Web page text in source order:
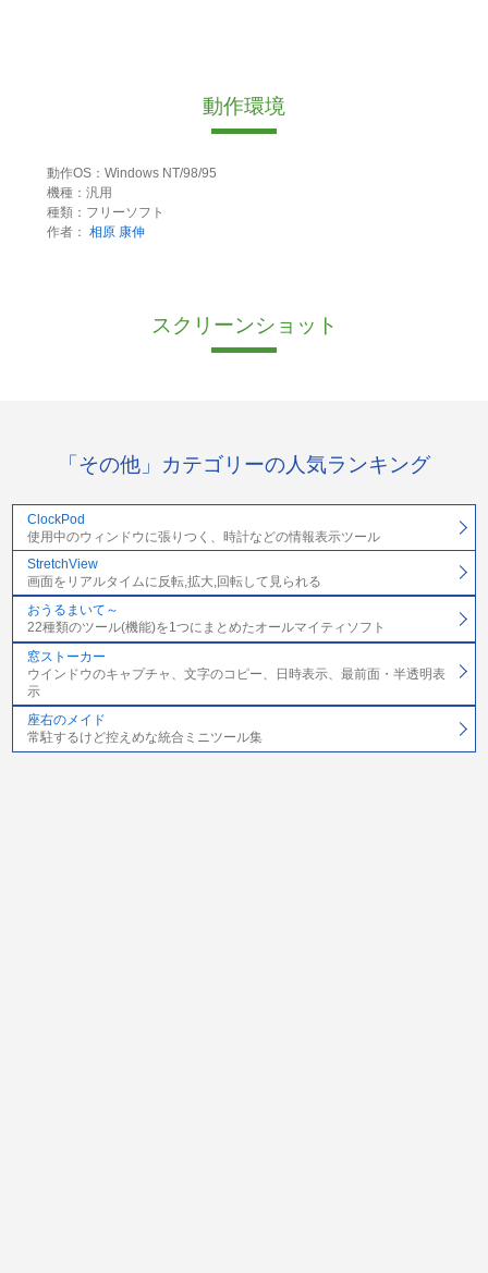
動作環境
動作OS：Windows NT/98/95
機種：汎用
種類：フリーソフト
作者： 相原 康伸
スクリーンショット
「その他」カテゴリーの人気ランキング
ClockPod
使用中のウィンドウに張りつく、時計などの情報表示ツール
StretchView
画面をリアルタイムに反転,拡大,回転して見られる
おうるまいて～
22種類のツール(機能)を1つにまとめたオールマイティソフト
窓ストーカー
ウインドウのキャプチャ、文字のコピー、日時表示、最前面・半透明表
示
座右のメイド
常駐するけど控えめな統合ミニツール集